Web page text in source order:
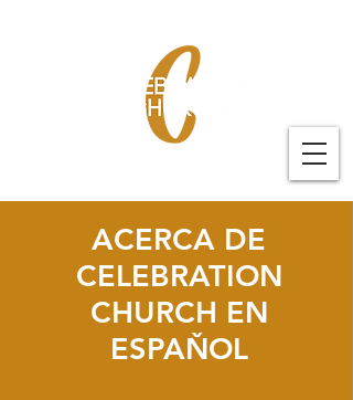
ACERCA DE
CELEBRATION
CHURCH EN
ESPAŇOL